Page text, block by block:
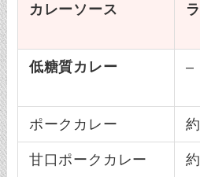
カレーソース
低糖質カレー –
ポークカレー
甘口ポークカレー